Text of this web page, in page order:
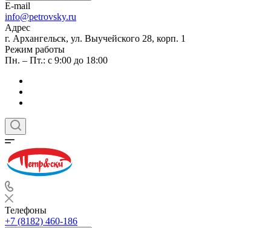
E-mail
info@petrovsky.ru
Адрес
г. Архангельск, ул. Выучейского 28, корп. 1
Режим работы
Пн. – Пт.: с 9:00 до 18:00
Телефоны
+7 (8182) 460-186